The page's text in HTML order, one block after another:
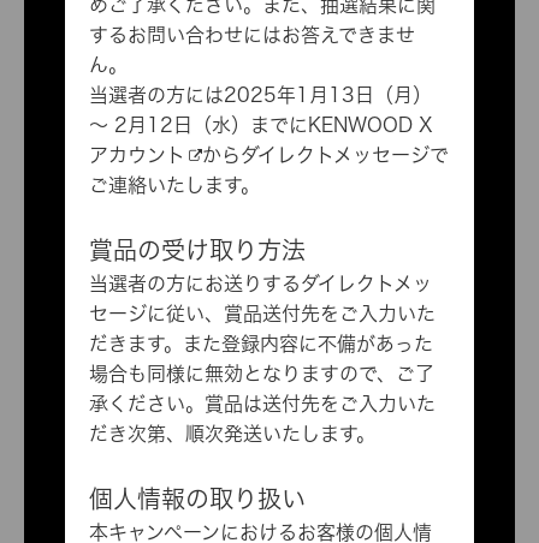
めご了承ください。また、抽選結果に関
するお問い合わせにはお答えできませ
ん。
当選者の方には2025年1月13日（月）
～ 2月12日（水）までに KENWOOD X
アカウント
からダイレクトメッセージで
ご連絡いたします。
賞品の受け取り方法
当選者の方にお送りするダイレクトメッ
セージに従い、賞品送付先をご入力いた
だきます。また登録内容に不備があった
場合も同様に無効となりますので、ご了
承ください。賞品は送付先をご入力いた
だき次第、順次発送いたします。
個人情報の取り扱い
本キャンペーンにおけるお客様の個人情